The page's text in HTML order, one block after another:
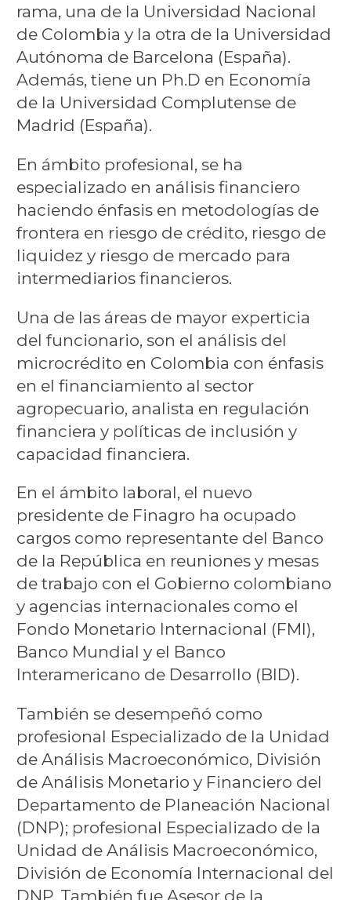
rama, una de la Universidad Nacional
de Colombia y la otra de la Universidad
Autónoma de Barcelona (España).
Además, tiene un Ph.D en Economía
de la Universidad Complutense de
Madrid (España).
En ámbito profesional, se ha
especializado en análisis financiero
haciendo énfasis en metodologías de
frontera en riesgo de crédito, riesgo de
liquidez y riesgo de mercado para
intermediarios financieros.
Una de las áreas de mayor experticia
del funcionario, son el análisis del
microcrédito en Colombia con énfasis
en el financiamiento al sector
agropecuario, analista en regulación
financiera y políticas de inclusión y
capacidad financiera.
En el ámbito laboral, el nuevo
presidente de Finagro ha ocupado
cargos como representante del Banco
de la República en reuniones y mesas
de trabajo con el Gobierno colombiano
y agencias internacionales como el
Fondo Monetario Internacional (FMI),
Banco Mundial y el Banco
Interamericano de Desarrollo (BID).
También se desempeñó como
profesional Especializado de la Unidad
de Análisis Macroeconómico, División
de Análisis Monetario y Financiero del
Departamento de Planeación Nacional
(DNP); profesional Especializado de la
Unidad de Análisis Macroeconómico,
División de Economía Internacional del
DNP. También fue Asesor de la